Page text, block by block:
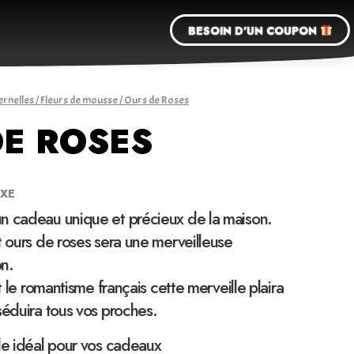
BESOIN D'UN COUPON
/Fleurs de mousse/ Ours de Roses
ROSES
cadeau unique et précieux de la maison.
de roses sera une merveilleuse
romantisme français cette merveille plaira
tous vos proches.
idéal pour vos cadeaux